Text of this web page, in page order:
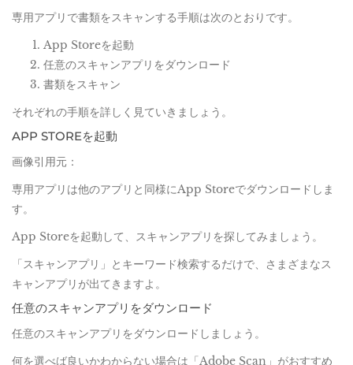
専用アプリで書類をスキャンする手順は次のとおりです。
App Storeを起動
任意のスキャンアプリをダウンロード
書類をスキャン
それぞれの手順を詳しく見ていきましょう。
APP STOREを起動
画像引用元：
専用アプリは他のアプリと同様にApp Storeでダウンロードしま
す。
App Storeを起動して、スキャンアプリを探してみましょう。
「スキャンアプリ」とキーワード検索するだけで、さまざまなス
キャンアプリが出てきますよ。
任意のスキャンアプリをダウンロード
任意のスキャンアプリをダウンロードしましょう。
何を選べば良いかわからない場合は「Adobe Scan」がおすすめ